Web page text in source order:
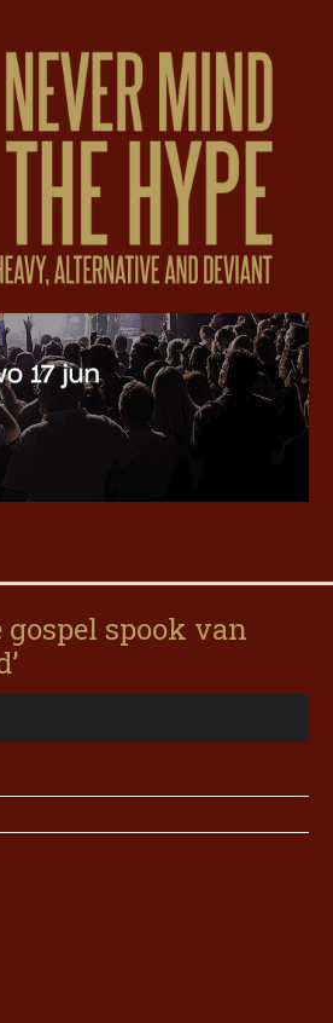
spook van